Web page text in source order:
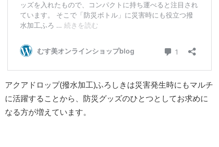
アクアドロップ(撥水加工)ふろしきは災害発生時にもマルチ
に活躍することから、防災グッズのひとつとしてお求めに
なる方が増えています。